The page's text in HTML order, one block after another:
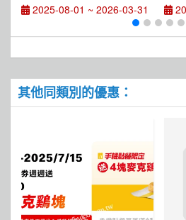
半價優惠
2025-08-01 ~ 2026-03-31
價
其他同類別的優惠：